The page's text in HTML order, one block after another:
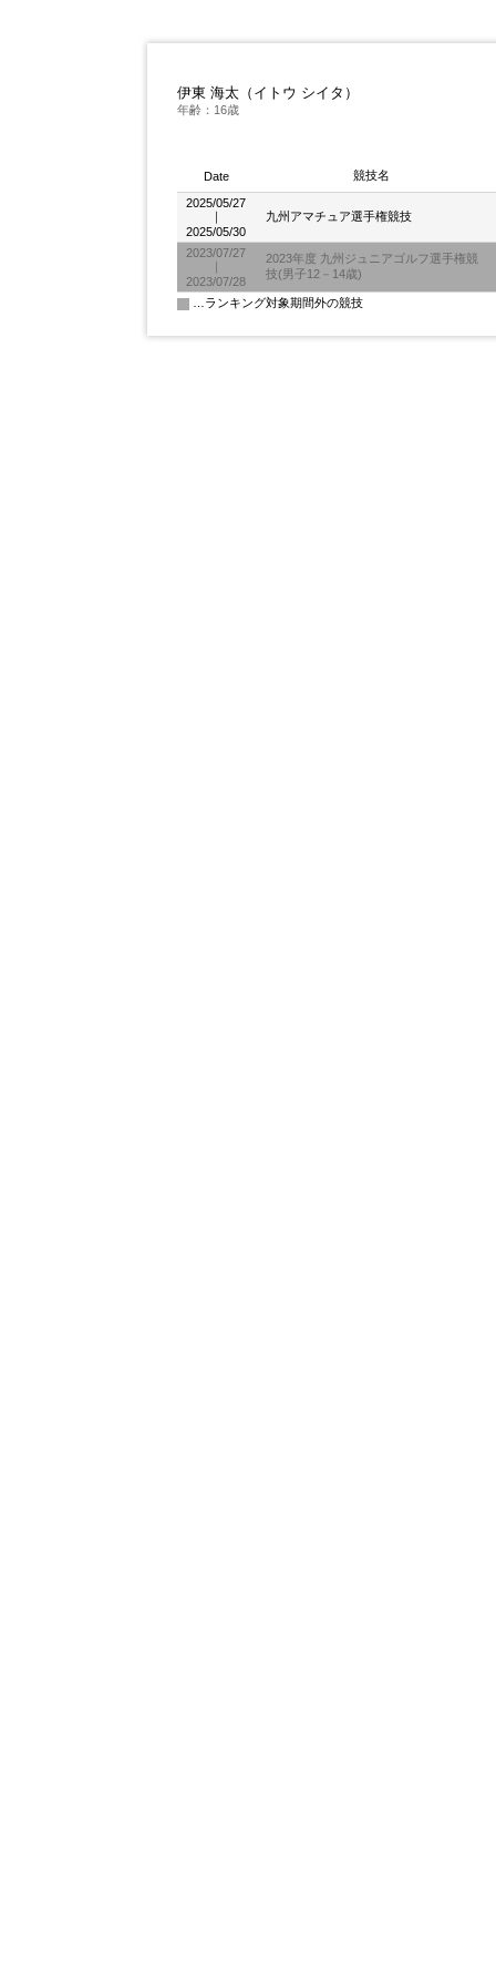
伊東 海太（イトウ シイタ）
年齢：16歳
Date 競技名
2025/05/27
｜
2025/05/30
九州アマチュア選手権競技
2023/07/27
｜
2023/07/28
2023年度 九州ジュニアゴルフ選手権競
技(男子12－14歳)
…ランキング対象期間外の競技